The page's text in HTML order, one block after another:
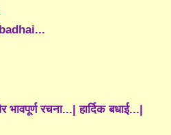
रचना...| हार्दिक बधाई...|